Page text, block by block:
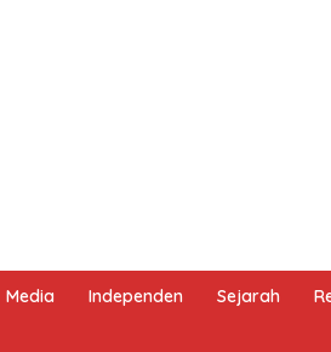
Media Independen Sejarah